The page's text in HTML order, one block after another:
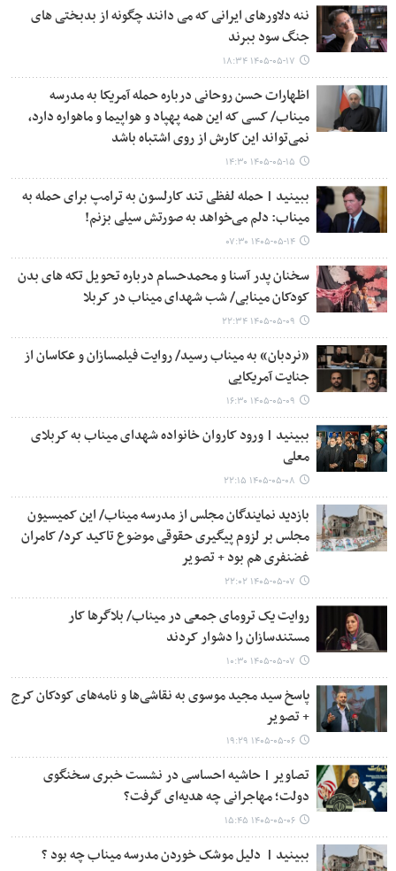
ننه دلاورهای ایرانی که می دانند چگونه از بدبختی های
جنگ سود ببرند
۱۴۰۵-۰۵-۱۷ ۱۸:۳۴
اظهارات حسن روحانی درباره حمله آمریکا به مدرسه
میناب/ کسی که این همه پهپاد و هواپیما و ماهواره دارد،
نمی‌تواند این کارش از روی اشتباه باشد
۱۴۰۵-۰۵-۱۵ ۱۴:۳۰
ببینید | حمله لفظی تند کارلسون به ترامپ برای حمله به
میناب: دلم می‌خواهد به صورتش سیلی بزنم!
۱۴۰۵-۰۵-۱۴ ۰۷:۳۰
سخنان پدر آسنا و محمدحسام درباره تحویل تکه های بدن
کودکان مینابی/ شب شهدای میناب در کربلا
۱۴۰۵-۰۵-۰۹ ۲۲:۳۴
«نردبان» به میناب رسید/ روایت فیلمسازان و عکاسان از
جنایت آمریکایی
۱۴۰۵-۰۵-۰۹ ۱۶:۳۰
ببینید | ورود کاروان خانواده شهدای میناب به کربلای
معلی
۱۴۰۵-۰۵-۰۸ ۲۲:۱۵
بازدید نمایندگان مجلس از مدرسه میناب/ این کمیسیون
مجلس بر لزوم پیگیری حقوقی موضوع تاکید کرد/ کامران
غضنفری هم بود + تصویر
۱۴۰۵-۰۵-۰۷ ۲۲:۰۲
روایت یک ترومای جمعی در میناب/ بلاگرها کار
مستندسازان را دشوار کردند
۱۴۰۵-۰۵-۰۷ ۱۰:۳۰
پاسخ سید مجید موسوی به نقاشی‌ها و نامه‌های کودکان کرج
+ تصویر
۱۴۰۵-۰۵-۰۶ ۱۹:۲۹
تصاویر | حاشیه احساسی در نشست خبری سخنگوی
دولت؛ مهاجرانی چه هدیه‌ای گرفت؟
۱۴۰۵-۰۵-۰۶ ۱۵:۴۵
ببینید | ‏ دلیل موشک خوردن مدرسه میناب چه بود ؟